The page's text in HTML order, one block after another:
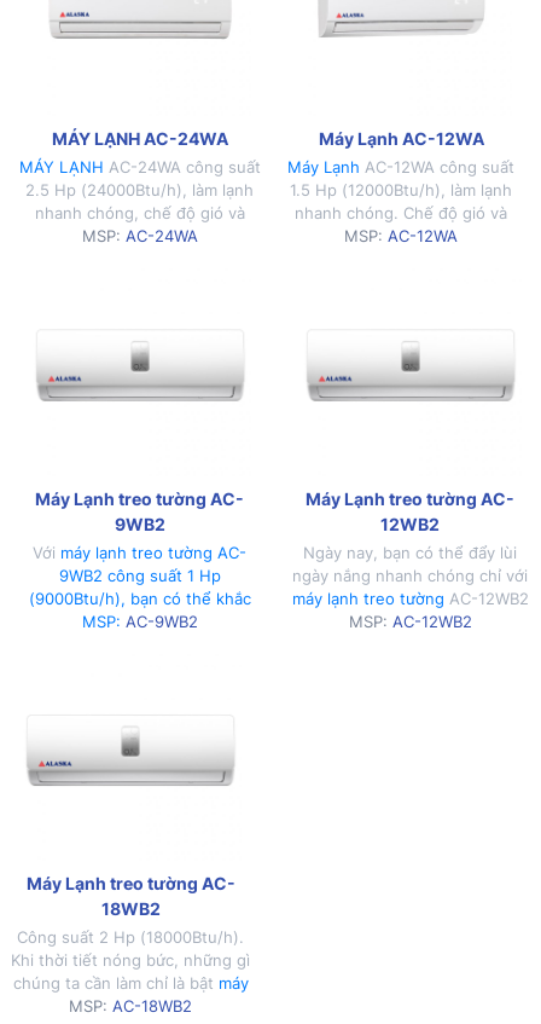
MÁY LẠNH AC-24WA
MÁY LẠNH AC-24WA công suất
2.5 Hp (24000Btu/h), làm lạnh
nhanh chóng, chế độ gió và
hoạt động đa dạng.
MSP: AC-24WA
Máy Lạnh AC-12WA
Máy Lạnh AC-12WA công suất
1.5 Hp (12000Btu/h), làm lạnh
nhanh chóng. Chế độ gió và
hoạt động đa dạng.
MSP:AC-12WA
Máy Lạnh treo tường AC-
9WB2
Với máy lạnh treo tường AC-
9WB2 công suất 1 Hp
(9000Btu/h), bạn có thể khắc
phục tình trạng nóng bức ngay
MSP: AC-9WB2
Máy Lạnh treo tường AC-
12WB2
Ngày nay, bạn có thể đẩy lùi
ngày nắng nhanh chóng chỉ với
máy lạnh treo tường AC-12WB2
công suất 1.5 Hp (12000Btu/h).
MSP: AC-12WB2
Máy Lạnh treo tường AC-
18WB2
Công suất 2 Hp (18000Btu/h).
Khi thời tiết nóng bức, những gì
chúng ta cần làm chỉ là bật máy
AC-18WBC và tận hưởng
MSP:AC-18WB2